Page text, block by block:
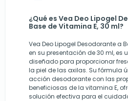
¿Qué es Vea Deo Lipogel
Base de Vitamina E, 30 ml?
Vea Deo Lipogel Desodorante a
en su presentación de 30 ml, es
diseñado para proporcionar
la piel de las axilas. Su fórmula
acción desodorante con las
beneficiosas de la vitamina E,
solución efectiva para el